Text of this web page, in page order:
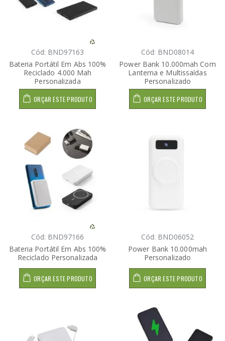
Cód: BND97163
Bateria Portátil Em Abs 100%
Reciclado 4.000 Mah
Personalizada
ORÇAR ESTE PRODUTO
Cód: BND08014
Power Bank 10.000mah Com
Lanterna e Multissaídas
Personalizado
ORÇAR ESTE PRODUTO
Cód: BND97166
Bateria Portátil Em Abs 100%
Reciclado Personalizada
ORÇAR ESTE PRODUTO
Cód: BND06052
Power Bank 10.000mah
Personalizado
ORÇAR ESTE PRODUTO